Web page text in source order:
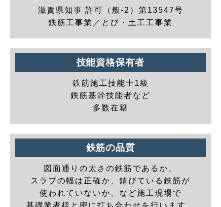
滋賀県知事 許可（般-2）第13547号
鉄筋工事業／とび・土工工事業
技能資格保有者
鉄筋施工技能士1級
鉄筋基幹技能者など
多数在籍
鉄筋の品質
図面通りの太さの鉄筋であるか、
スラブの幅は正確か、錆びている鉄筋が
使われていないか、など施工現場で
基礎業者様と密に打ち合わせを行います。